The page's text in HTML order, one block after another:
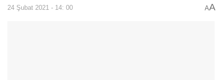
24 Şubat 2021 - 14: 00 AA